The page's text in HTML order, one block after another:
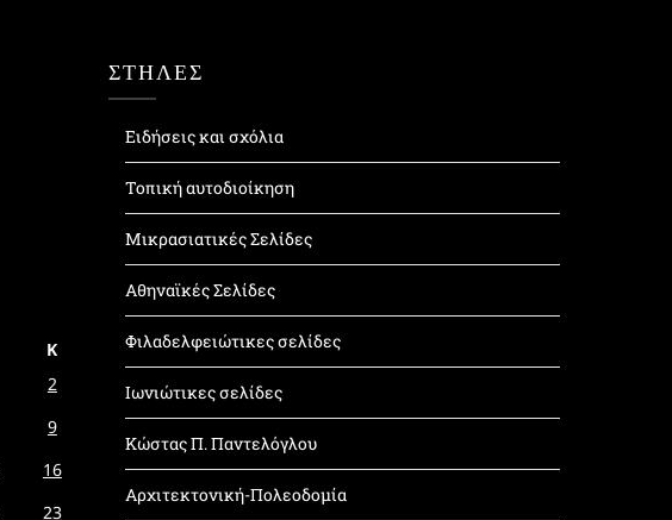
Κ
2
9
16
23
ΣΤΗΛΕΣ
Ειδήσεις και σχόλια
Τοπική αυτοδιοίκηση
Μικρασιατικές Σελίδες
Αθηναϊκές Σελίδες
Φιλαδελφειώτικες σελίδες
Ιωνιώτικες σελίδες
Κώστας Π. Παντελόγλου
Αρχιτεκτονική-Πολεοδομία